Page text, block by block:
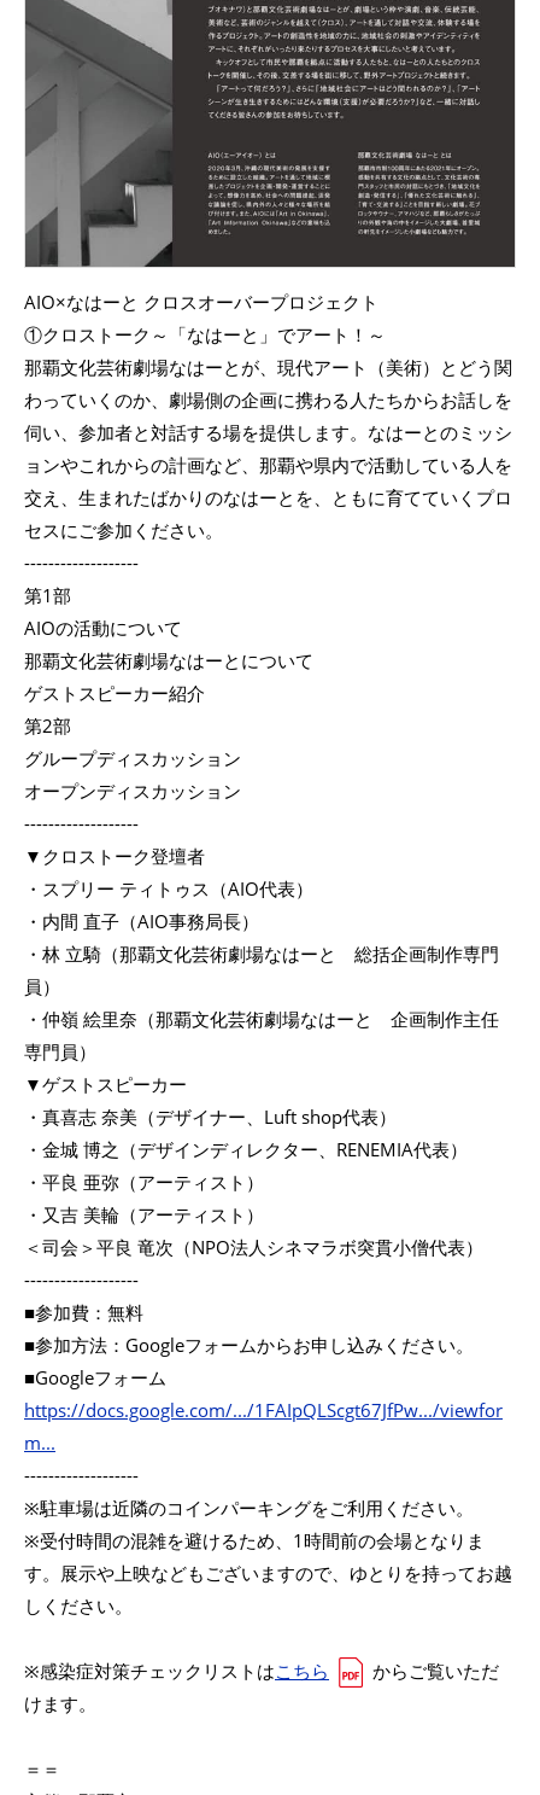
AIO×なはーと クロスオーバープロジェクト
①クロストーク～「なはーと」でアート！～
那覇文化芸術劇場なはーとが、現代アート（美術）とどう関
わっていくのか、劇場側の企画に携わる人たちからお話しを
伺い、参加者と対話する場を提供します。なはーとのミッシ
ョンやこれからの計画など、那覇や県内で活動している人を
交え、生まれたばかりのなはーとを、ともに育てていくプロ
セスにご参加ください。
-------------------
第1部
AIOの活動について
那覇文化芸術劇場なはーとについて
ゲストスピーカー紹介
第2部
グループディスカッション
オープンディスカッション
-------------------
▼クロストーク登壇者
・スプリー ティトゥス（AIO代表）
・内間 直子（AIO事務局長）
・林 立騎（那覇文化芸術劇場なはーと 総括企画制作専門
員）
・仲嶺 絵里奈（那覇文化芸術劇場なはーと 企画制作主任
専門員）
▼ゲストスピーカー
・真喜志 奈美（デザイナー、Luft shop代表）
・金城 博之（デザインディレクター、RENEMIA代表）
・平良 亜弥（アーティスト）
・又吉 美輪（アーティスト）
＜司会＞平良 竜次（NPO法人シネマラボ突貫小僧代表）
-------------------
■参加費：無料
■参加方法：Googleフォームからお申し込みください。
■Googleフォーム
https://docs.google.com/.../1FAIpQLScgt67JfPw.../viewfor
m...
-------------------
※駐車場は近隣のコインパーキングをご利用ください。
※受付時間の混雑を避けるため、1時間前の会場となりま
す。展示や上映などもございますので、ゆとりを持ってお越
しください。
※感染症対策チェックリストはこちら
からご覧いただ
けます。
＝＝